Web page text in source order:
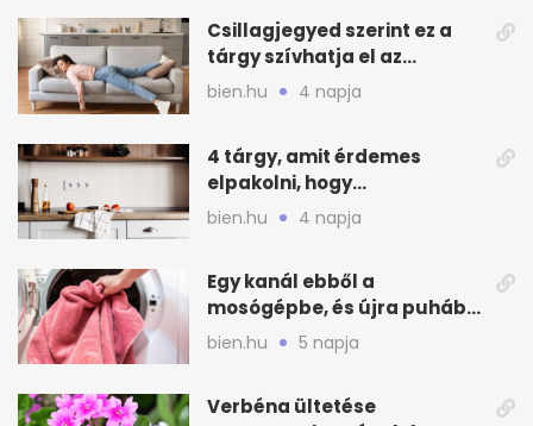
Csillagjegyed szerint ez a
tárgy szívhatja el az
otthonod energiáját
bien.hu 4 napja
4 tárgy, amit érdemes
elpakolni, hogy
hűvösebbnek tűnjön a lakás
bien.hu 4 napja
Egy kanál ebből a
mosógépbe, és újra puhább
lesz a törölköző
bien.hu 5 napja
Verbéna ültetése